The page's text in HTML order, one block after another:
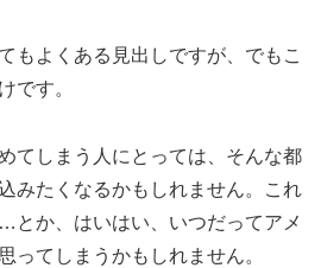
もよくある見出しですが、でもこ
です。
てしまう人にとっては、そんな都
みたくなるかもしれません。これ
とか、はいはい、いつだってアメ
ってしまうかもしれません。